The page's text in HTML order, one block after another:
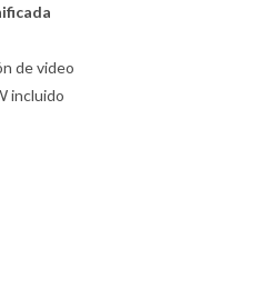
de video
incluido